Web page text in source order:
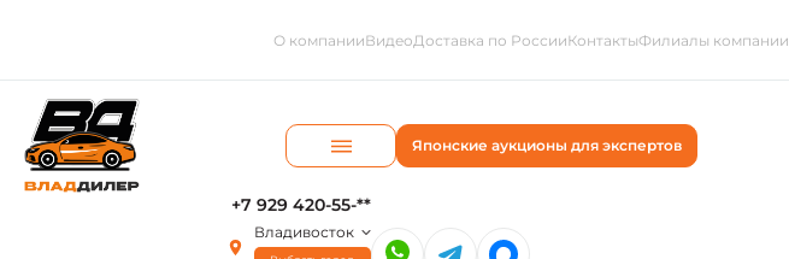
О компанииВидеоДоставка по РоссииКонтактыФилиалы компании
Японские аукционы для экспертов
+7 929 420-55-**
Владивосток